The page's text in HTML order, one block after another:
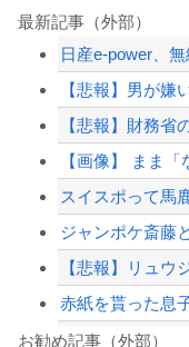
最新記事（外部）
スイスポって馬
ショートスリー
お勧め記事（外部）